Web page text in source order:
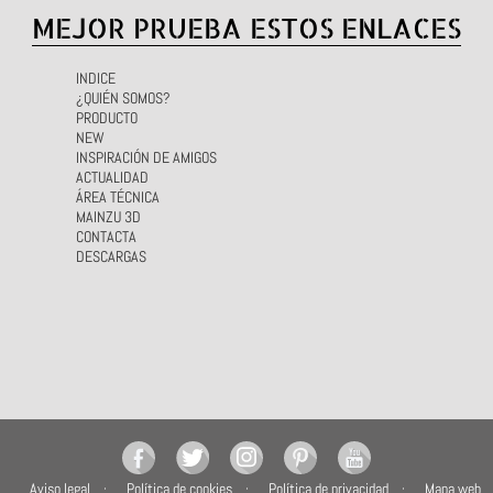
MEJOR PRUEBA ESTOS ENLACES
INDICE
¿QUIÉN SOMOS?
PRODUCTO
NEW
INSPIRACIÓN DE AMIGOS
ACTUALIDAD
ÁREA TÉCNICA
MAINZU 3D
CONTACTA
DESCARGAS
Aviso legal Política de cookies Política de privacidad Mapa web